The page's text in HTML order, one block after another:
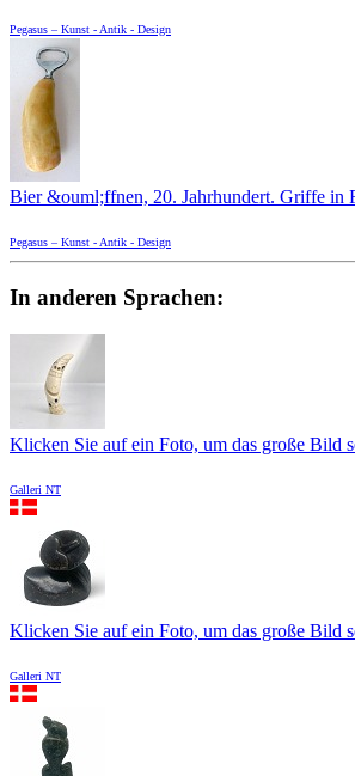
Pegasus – Kunst - Antik - Design
Bier &ouml;ffnen, 20. Jahrhundert. Griffe in
Pegasus – Kunst - Antik - Design
In anderen Sprachen:
Klicken Sie auf ein Foto, um das große Bild
Galleri NT
Klicken Sie auf ein Foto, um das große Bild
Galleri NT